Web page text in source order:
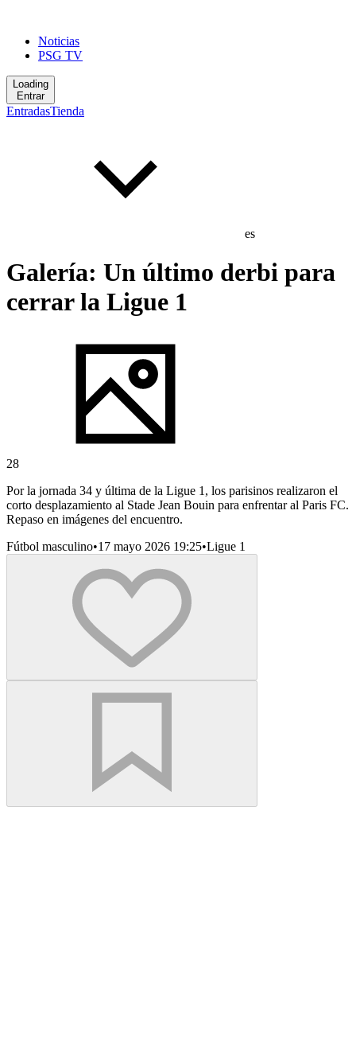
Noticias
PSG TV
Loading
Entrar
EntradasTienda
es
Galería: Un último derbi para
cerrar la Ligue 1
28
Por la jornada 34 y última de la Ligue 1, los parisinos realizaron el
corto desplazamiento al Stade Jean Bouin para enfrentar al Paris FC.
Repaso en imágenes del encuentro.
Fútbol masculino•17 mayo 2026 19:25•Ligue 1